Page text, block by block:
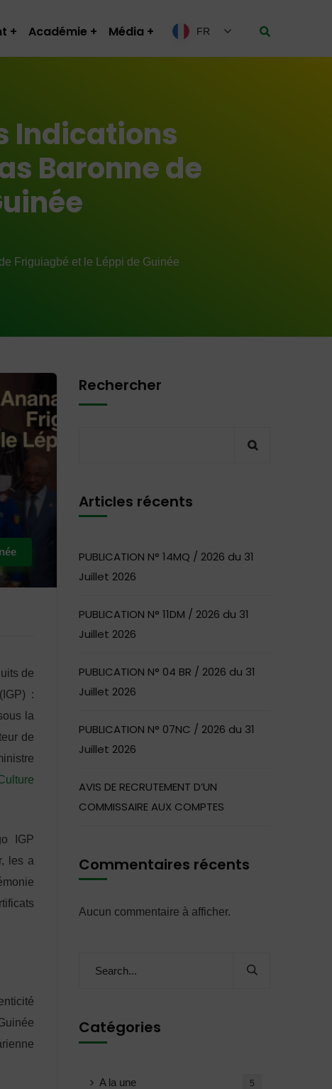
Académie Média FR
Indications
Baronne de
Friguiagbé et le Léppi de Guinée
de
(IGP) :
la
de
IGP
les a
Rechercher
Articles récents
PUBLICATION N° 14MQ / 2026 du 31
Juillet 2026
PUBLICATION N° 11DM / 2026 du 31
Juillet 2026
PUBLICATION N° 04 BR / 2026 du 31
Juillet 2026
PUBLICATION N° 07NC / 2026 du 31
Juillet 2026
AVIS DE RECRUTEMENT D’UN
COMMISSAIRE AUX COMPTES
Commentaires récents
Aucun commentaire à afficher.
Catégories
A la une 5